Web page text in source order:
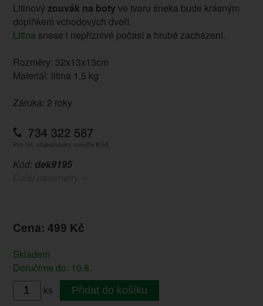
Litinový zouvák na boty ve tvaru šneka bude krásným
doplňkem vchodových dveří.
Litina snese i nepříznivé počasí a hrubé zacházení.
Rozměry: 32x13x13cm
Materiál: litina 1,5 kg
Záruka: 2 roky
Kód: dek9195
Cena: 499 Kč
Skladem
Doručíme do: 10.8.
ks
Přidat do košíku